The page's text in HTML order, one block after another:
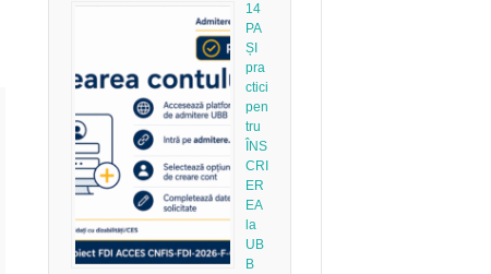
14
PA
ȘI
pra
ctici
pen
tru
ÎNS
CRI
ER
EA
la
UB
B